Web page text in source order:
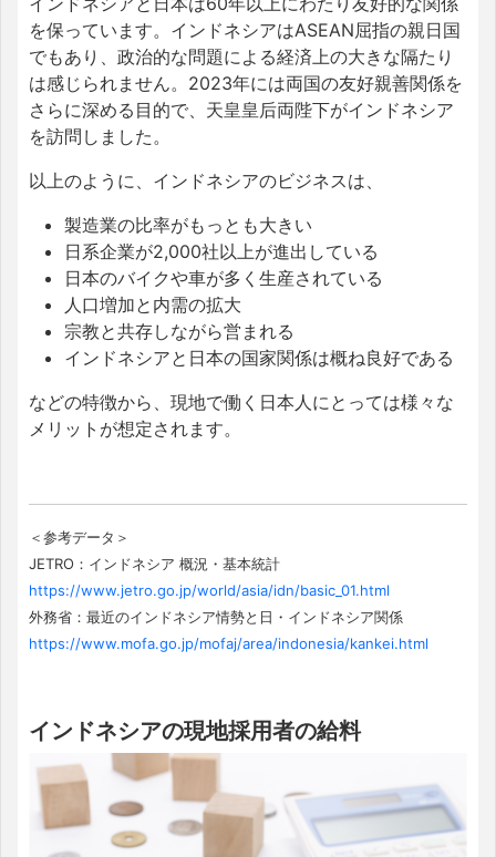
を保っています。インドネシアはASEAN屈指の親日国
でもあり、政治的な問題による経済上の大きな隔たり
は感じられません。2023年には両国の友好親善関係を
さらに深める目的で、天皇皇后両陛下がインドネシア
を訪問しました。
以上のように、インドネシアのビジネスは、
製造業の比率がもっとも大きい
日系企業が2,000社以上が進出している
日本のバイクや車が多く生産されている
人口増加と内需の拡大
宗教と共存しながら営まれる
インドネシアと日本の国家関係は概ね良好である
などの特徴から、現地で働く日本人にとっては様々な
メリットが想定されます。
＜参考データ＞
JETRO：インドネシア 概況・基本統計
https://www.jetro.go.jp/world/asia/idn/basic_01.html
外務省：最近のインドネシア情勢と日・インドネシア関係
https://www.mofa.go.jp/mofaj/area/indonesia/kankei.html
インドネシアの現地採用者の給料